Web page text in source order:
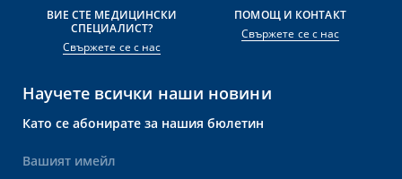
ВИЕ СТЕ МЕДИЦИНСКИ
СПЕЦИАЛИСТ?
Свържете се с нас
ПОМОЩ И КОНТАКТ
Свържете се с нас
Научете всички наши новини
Като се абонирате за нашия бюлетин